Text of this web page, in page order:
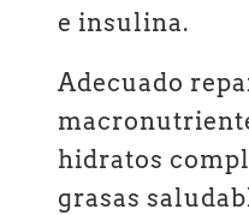
e insulina.
Adecuado
hidratos
grasas